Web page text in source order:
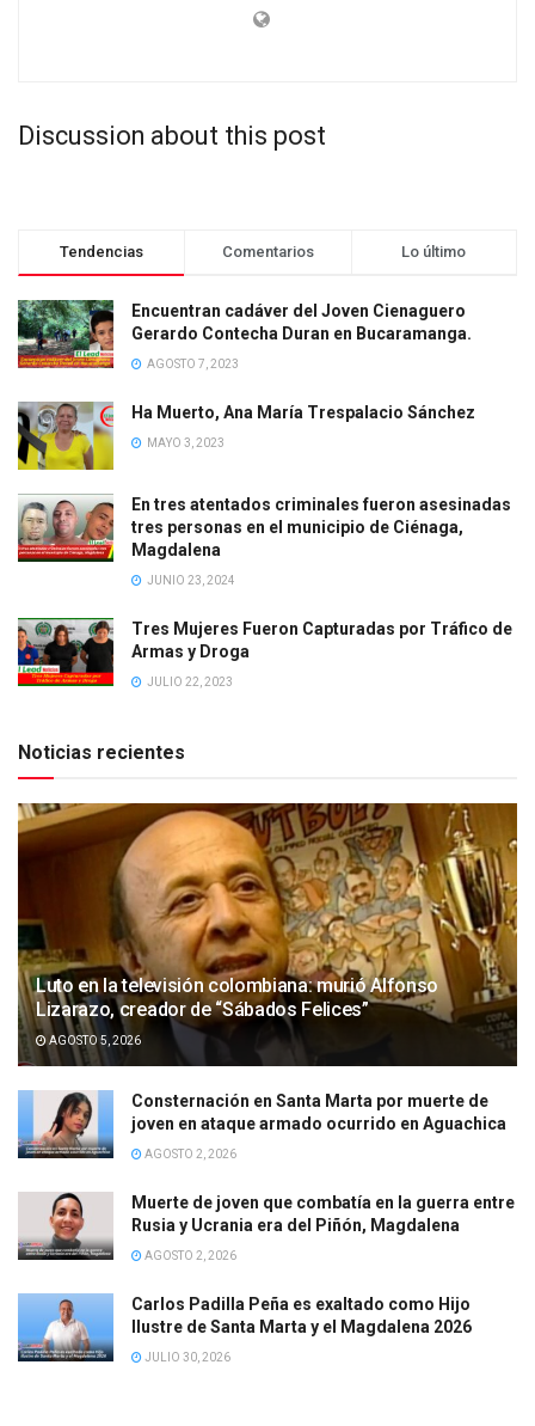
Discussion about this post
Tendencias Comentarios Lo último
Encuentran cadáver del Joven Cienaguero
Gerardo Contecha Duran en Bucaramanga.
AGOSTO 7, 2023
Ha Muerto, Ana María Trespalacio Sánchez
MAYO 3, 2023
En tres atentados criminales fueron asesinadas
tres personas en el municipio de Ciénaga,
Magdalena
JUNIO 23, 2024
Tres Mujeres Fueron Capturadas por Tráfico de
Armas y Droga
JULIO 22, 2023
Noticias recientes
Luto en la televisión colombiana: murió Alfonso
Lizarazo, creador de “Sábados Felices”
AGOSTO 5, 2026
Consternación en Santa Marta por muerte de
joven en ataque armado ocurrido en Aguachica
AGOSTO 2, 2026
Muerte de joven que combatía en la guerra entre
Rusia y Ucrania era del Piñón, Magdalena
AGOSTO 2, 2026
Carlos Padilla Peña es exaltado como Hijo
Ilustre de Santa Marta y el Magdalena 2026
JULIO 30, 2026